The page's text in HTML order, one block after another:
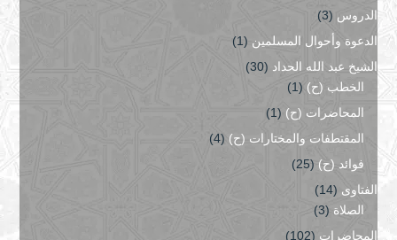
الدروس (3)
الدعوة وأحوال المسلمين (1)
الشيخ عبد الله الحداد (30)
الخطب (ح) (1)
المحاضرات (ح) (1)
المقتطفات والمختارات (ح) (4)
فوائد (ح) (25)
الفتاوى (14)
الصلاة (3)
المحاضرات (102)